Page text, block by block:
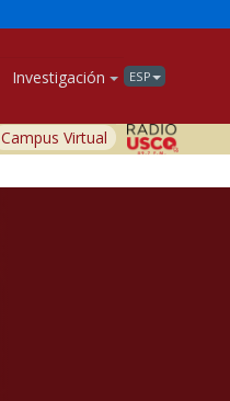
Investigación ESP
Campus Virtual